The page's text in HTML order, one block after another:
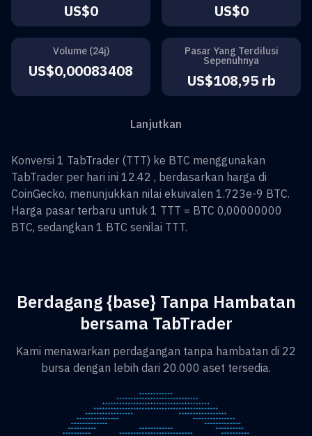
US$0 US$0
Volume (24j)
US$0,00083408
Pasar Yang Terdilusi
Sepenuhnya
US$108,95 rb
Lanjutkan
Konversi 1 TabTrader (TTT) ke BTC menggunakan
TabTrader per hari ini 12.42 , berdasarkan harga di
CoinGecko, menunjukkan nilai ekuivalen 1.723e-9 BTC.
Harga pasar terbaru untuk 1 TTT = BTC 0,00000000
BTC, sedangkan 1 BTC senilai TTT.
Berdagang {base} Tanpa Hambatan
bersama TabTrader
Kami menawarkan perdagangan tanpa hambatan di 22
bursa dengan lebih dari 20.000 aset tersedia.